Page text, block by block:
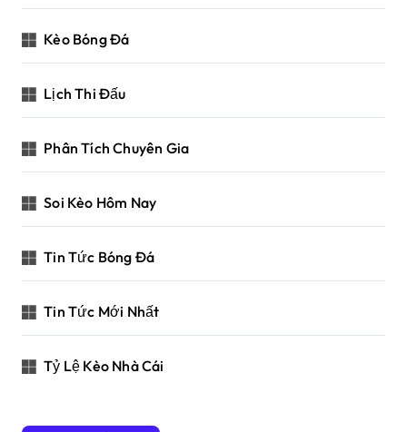
Kèo Bóng Đá
Lịch Thi Đấu
Phân Tích Chuyên Gia
Soi Kèo Hôm Nay
Tin Tức Bóng Đá
Tin Tức Mới Nhất
Tỷ Lệ Kèo Nhà Cái